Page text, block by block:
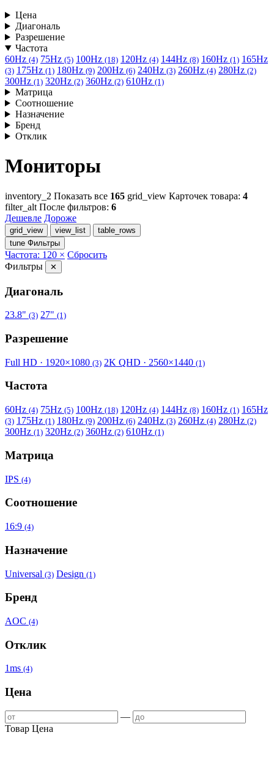
Цена
Диагональ
Разрешение
Частота
60Hz (4) 75Hz (5) 100Hz (18) 120Hz (4) 144Hz (8) 160Hz (1) 165Hz
(3) 175Hz (1) 180Hz (9) 200Hz (6) 240Hz (3) 260Hz (4) 280Hz (2)
300Hz (1) 320Hz (2) 360Hz (2) 610Hz (1)
Матрица
Соотношение
Назначение
Бренд
Отклик
Мониторы
inventory_2 Показать все 165 grid_view Карточек товара: 4
filter_alt После фильтров: 6
Дешевле Дороже
grid_view view_list
table_rows
tune Фильтры
Частота: 120 × Сбросить
Фильтры
✕
Диагональ
23.8" (3) 27" (1)
Разрешение
Full HD · 1920×1080 (3) 2K QHD · 2560×1440 (1)
Частота
60Hz (4) 75Hz (5) 100Hz (18) 120Hz (4) 144Hz (8) 160Hz (1) 165Hz
(3) 175Hz (1) 180Hz (9) 200Hz (6) 240Hz (3) 260Hz (4) 280Hz (2)
300Hz (1) 320Hz (2) 360Hz (2) 610Hz (1)
Матрица
IPS (4)
Соотношение
16:9 (4)
Назначение
Universal (3) Design (1)
Бренд
AOC (4)
Отклик
1ms (4)
Цена
—
Товар Цена